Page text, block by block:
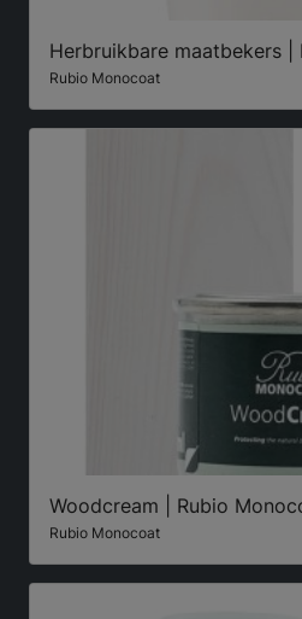
Herbruikbare maatbekers |
Rubio Monocoat
Woodcream | Rubio
Rubio Monocoat